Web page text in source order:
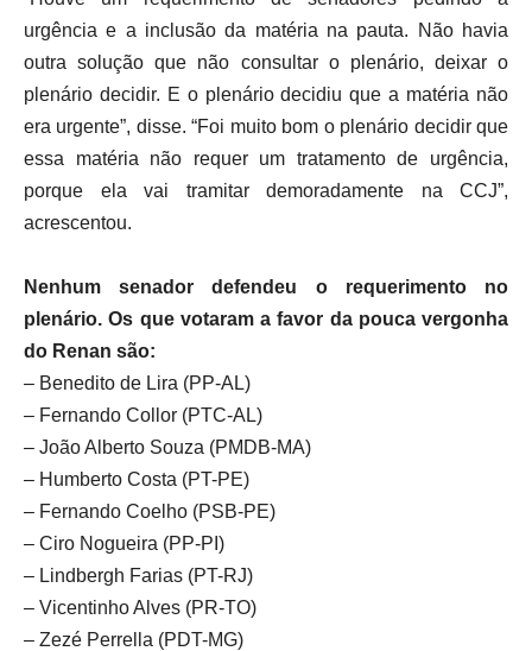
urgência e a inclusão da matéria na pauta. Não havia
outra solução que não consultar o plenário, deixar o
plenário decidir. E o plenário decidiu que a matéria não
era urgente”, disse. “Foi muito bom o plenário decidir que
essa matéria não requer um tratamento de urgência,
porque ela vai tramitar demoradamente na CCJ”,
acrescentou.
Nenhum senador defendeu o requerimento no
plenário. Os que votaram a favor da pouca vergonha
do Renan são:
– Benedito de Lira (PP-AL)
– Fernando Collor (PTC-AL)
– João Alberto Souza (PMDB-MA)
– Humberto Costa (PT-PE)
– Fernando Coelho (PSB-PE)
– Ciro Nogueira (PP-PI)
– Lindbergh Farias (PT-RJ)
– Vicentinho Alves (PR-TO)
– Zezé Perrella (PDT-MG)